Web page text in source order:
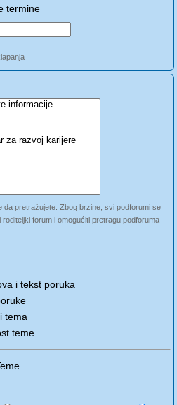
termine
da pretražujete. Zbog brzine, svi podforumi se
forum i omogućiti pretragu podforuma
i tekst poruka
tema
teme